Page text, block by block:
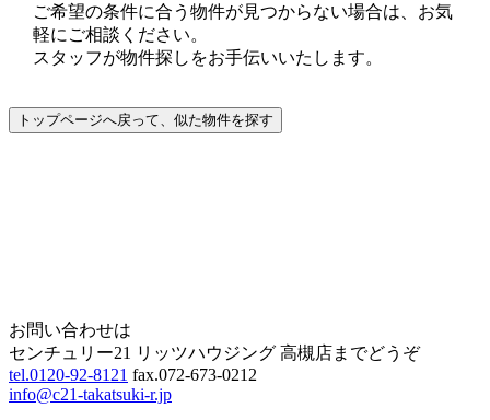
ご希望の条件に合う物件が見つからない場合は、お気
軽にご相談ください。
スタッフが物件探しをお手伝いいたします。
お問い合わせは
センチュリー21 リッツハウジング 高槻店までどうぞ
tel.0120-92-8121 fax.072-673-0212
info@c21-takatsuki-r.jp